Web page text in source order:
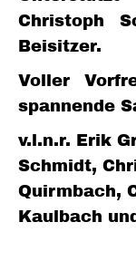
Christoph
Beisitzer.
Voller
spannende
v.l.n.r. Erik
Schmidt,
Quirmbach,
Kaulbach